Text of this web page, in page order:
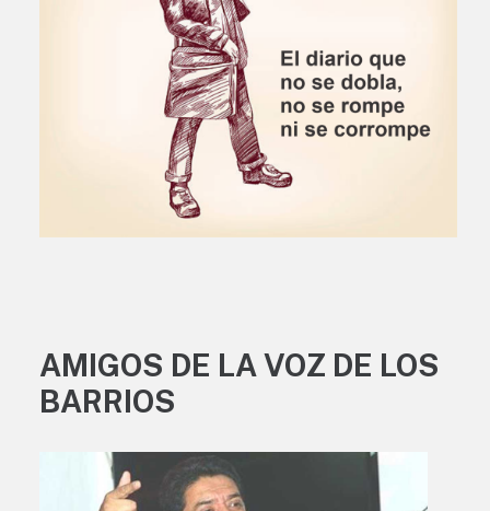
AMIGOS DE LA VOZ DE LOS
BARRIOS